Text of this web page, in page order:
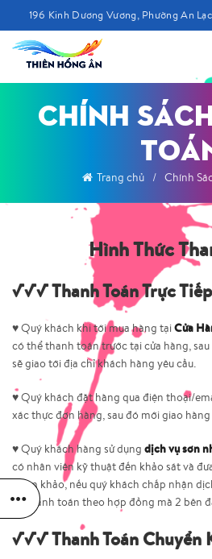
196 Kinh Dương Vương, Phường An
CHÍNH
Trang chủ Chính
Hình Thức
√√√ Thanh Toán Trực
♥ Quý khách khi tới mua hàng tạiCửa
có thể thanh toán trước tại cửa hàng,
sẽ giao tới địa chỉ khách hàng yêu cầu.
♥ Quý khách đặt hàng qua điện thoại/
xác thực đơn hàng, sau đó mới giao
♥ Quý khách hàng sử dụng dịch vụ sơn
có nhân viên kỹ thuật đến khảo sát và
tham khảo, nếu quý khách chấp nhận
và thanh toán theo hợp đồng mà 2 bên
√√√ Thanh Toán Chuyển